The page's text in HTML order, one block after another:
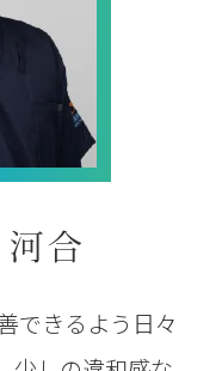
河合
できるよう日々